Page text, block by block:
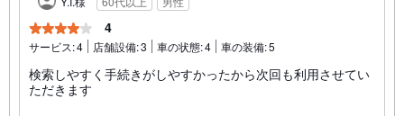
4
サービス:4 店舗設備:3 車の状態:4 車の装備:5
検索しやすく手続きがしやすかったから次回も利用させてい
ただきます